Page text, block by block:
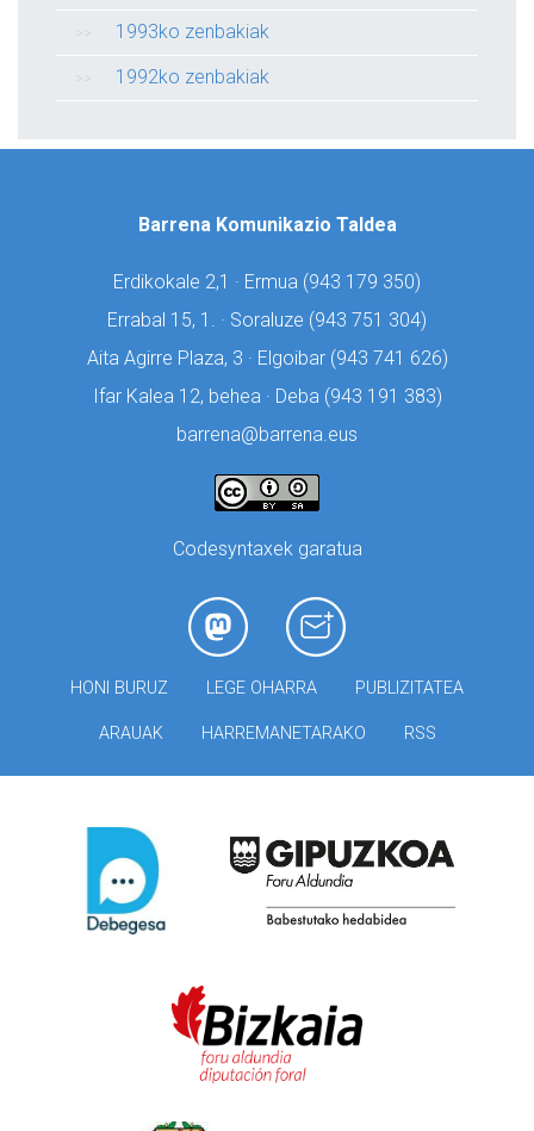
1993ko zenbakiak
1992ko zenbakiak
Barrena Komunikazio Taldea
Erdikokale 2,1 · Ermua (943 179 350)
Errabal 15, 1. · Soraluze (943 751 304)
Aita Agirre Plaza, 3 · Elgoibar (943 741 626)
Ifar Kalea 12, behea · Deba (943 191 383)
barrena@barrena.eus
Codesyntaxek garatua
HONI BURUZ LEGE OHARRA PUBLIZITATEA
ARAUAK HARREMANETARAKO RSS